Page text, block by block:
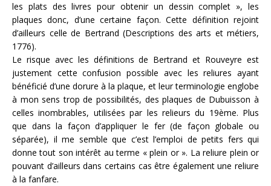
les plats des livres pour obtenir un dessin complet », les
plaques donc, d’une certaine façon. Cette définition rejoint
d’ailleurs celle de Bertrand (Descriptions des arts et métiers,
1776).
Le risque avec les définitions de Bertrand et Rouveyre est
justement cette confusion possible avec les reliures ayant
bénéficié d’une dorure à la plaque, et leur terminologie englobe
à mon sens trop de possibilités, des plaques de Dubuisson à
celles inombrables, utilisées par les relieurs du 19ème. Plus
que dans la façon d’appliquer le fer (de façon globale ou
séparée), il me semble que c’est l’emploi de petits fers qui
donne tout son intérêt au terme « plein or ». La reliure plein or
pouvant d’ailleurs dans certains cas être également une reliure
à la fanfare.